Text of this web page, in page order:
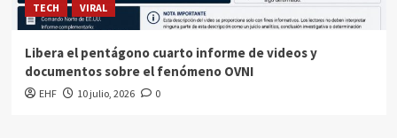
TECH
VIRAL
Libera el pentágono cuarto informe de videos y
documentos sobre el fenómeno OVNI
EHF 10 julio, 2026 0